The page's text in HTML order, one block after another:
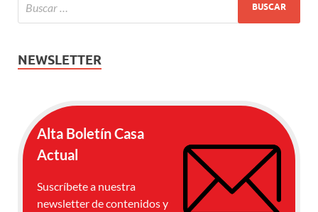
NEWSLETTER
Alta Boletín Casa
Actual
Suscríbete a nuestra
newsletter de contenidos y